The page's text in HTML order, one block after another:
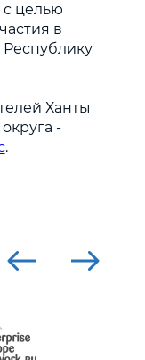
с целью
в
Ханты
-
.